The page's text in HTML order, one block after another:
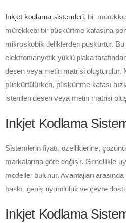
Inkjet kodlama sistemleri, bir
mürekkebi bir püskürtme kafasına
mikroskobik deliklerden püskürtür.
elektromanyetik yüklü plaka
desen veya metin matrisi oluşturulur.
püskürtülürken, püskürtme kafası
istenilen desen veya metin matrisi
Inkjet Kodlama
Sistemlerin fiyatı, özelliklerine,
markalarına göre değişir. Genellikle
modeller bulunur. Avantajları
baskı, geniş uyumluluk ve çevre
Inkjet Kodlama